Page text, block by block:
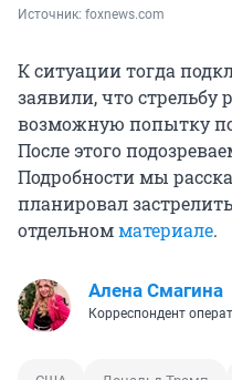
Источник: foxnews.com
К ситуации тогда
заявили, что стрельбу
возможную попытку
После этого
Подробности мы
планировал
отдельномматериале.
Алена Смагина
Корреспондент